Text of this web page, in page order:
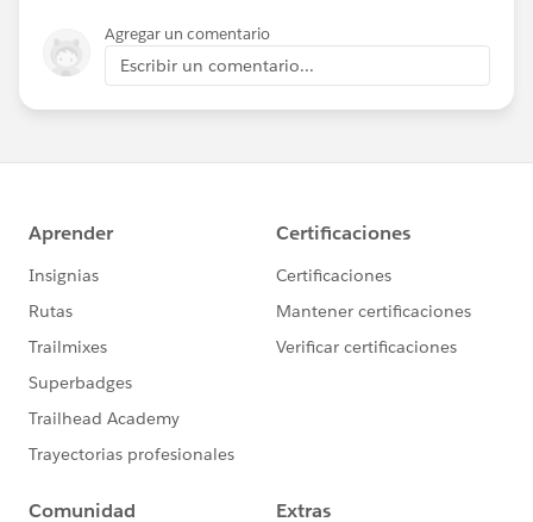
Agregar un comentario
Escribir un comentario...